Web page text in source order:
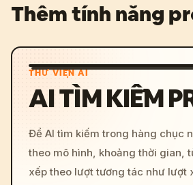
Thêm tính năng
THƯ VIỆN AI
AI TÌM KIẾM
Để AI tìm kiếm trong hàng chục
theo mô hình, khoảng thời gian,
xếp theo lượt tương tác như lượt